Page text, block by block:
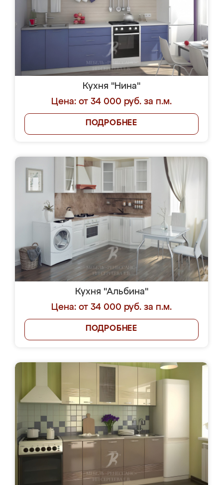
Кухня "Нина"
Цена: от 34 000 руб. за п.м.
ПОДРОБНЕЕ
Кухня "Альбина"
Цена: от 34 000 руб. за п.м.
ПОДРОБНЕЕ